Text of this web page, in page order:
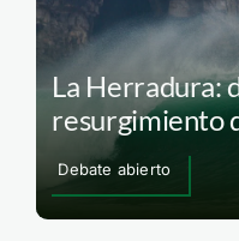
La Herradura:
resurgimiento
Debate abierto